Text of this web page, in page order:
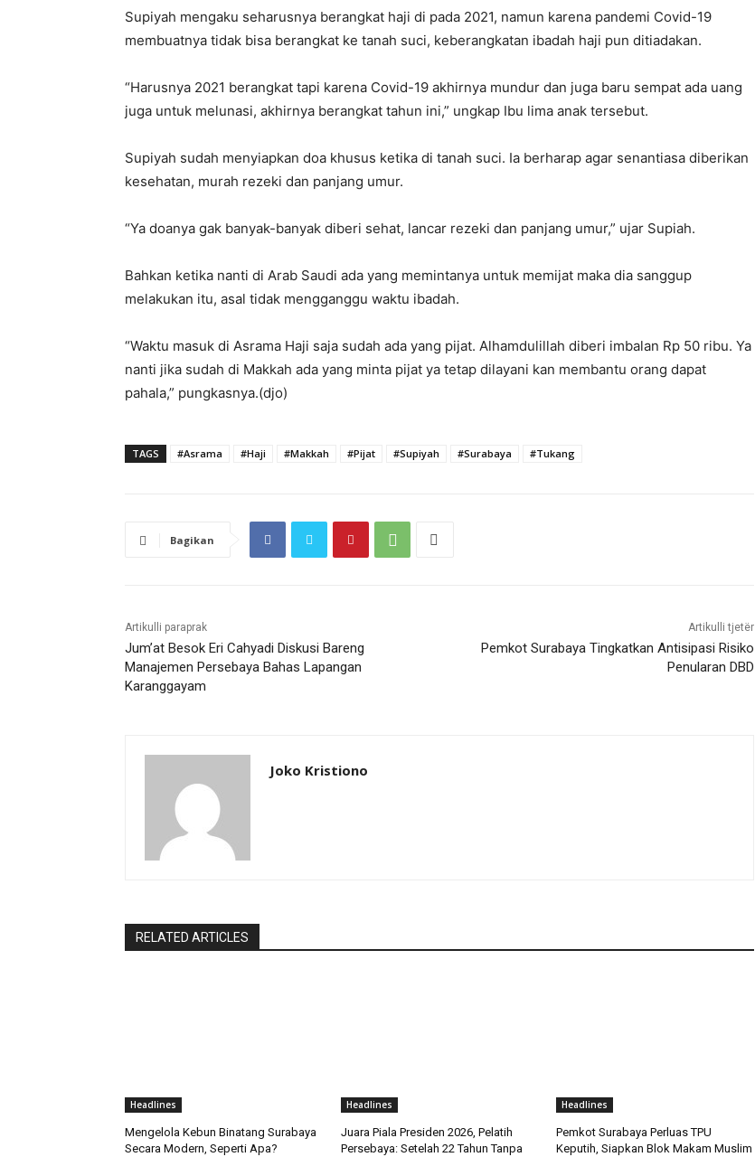
Supiyah mengaku seharusnya berangkat haji di pada 2021, namun karena pandemi Covid-19
membuatnya tidak bisa berangkat ke tanah suci, keberangkatan ibadah haji pun ditiadakan.
“Harusnya 2021 berangkat tapi karena Covid-19 akhirnya mundur dan juga baru sempat ada uang
juga untuk melunasi, akhirnya berangkat tahun ini,” ungkap Ibu lima anak tersebut.
Supiyah sudah menyiapkan doa khusus ketika di tanah suci. Ia berharap agar senantiasa diberikan
kesehatan, murah rezeki dan panjang umur.
“Ya doanya gak banyak-banyak diberi sehat, lancar rezeki dan panjang umur,” ujar Supiah.
Bahkan ketika nanti di Arab Saudi ada yang memintanya untuk memijat maka dia sanggup
melakukan itu, asal tidak mengganggu waktu ibadah.
“Waktu masuk di Asrama Haji saja sudah ada yang pijat. Alhamdulillah diberi imbalan Rp 50 ribu. Ya
nanti jika sudah di Makkah ada yang minta pijat ya tetap dilayani kan membantu orang dapat
pahala,” pungkasnya.(djo)
TAGS #Asrama #Haji #Makkah #Pijat #Supiyah #Surabaya #Tukang
Bagikan
Artikulli paraprak
Jum’at Besok Eri Cahyadi Diskusi Bareng
Manajemen Persebaya Bahas Lapangan
Karanggayam
Artikulli tjetër
Pemkot Surabaya Tingkatkan Antisipasi Risiko
Penularan DBD
Joko Kristiono
RELATED ARTICLES
Headlines
Mengelola Kebun Binatang Surabaya
Secara Modern, Seperti Apa?
Headlines
Juara Piala Presiden 2026, Pelatih
Persebaya: Setelah 22 Tahun Tanpa
Headlines
Pemkot Surabaya Perluas TPU
Keputih, Siapkan Blok Makam Muslim